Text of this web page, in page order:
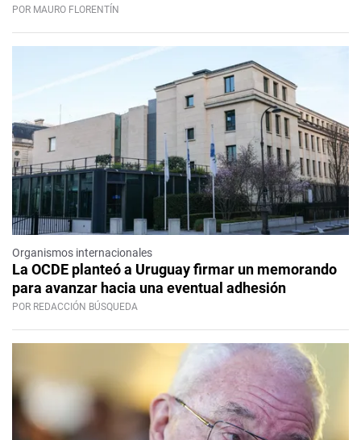
POR MAURO FLORENTÍN
Organismos internacionales
La OCDE planteó a Uruguay firmar un memorando
para avanzar hacia una eventual adhesión
POR REDACCIÓN BÚSQUEDA